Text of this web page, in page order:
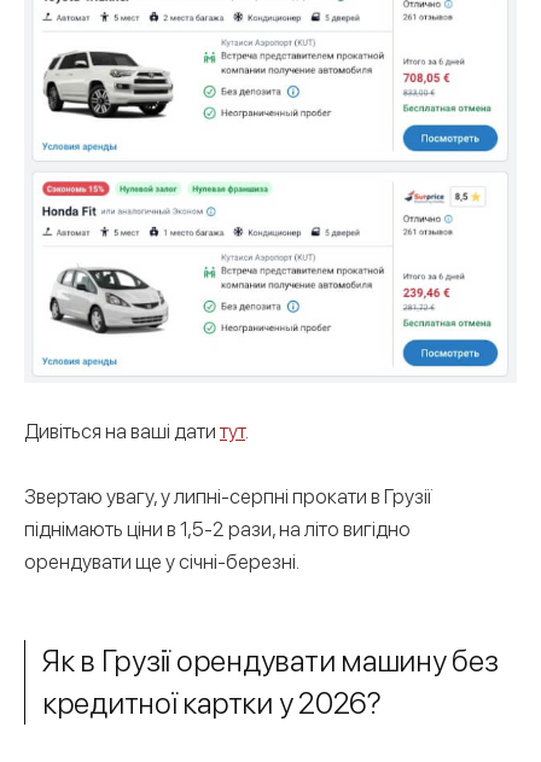
Дивіться на ваші дати тут.
Звертаю увагу, у липні-серпні прокати в Грузії
піднімають ціни в 1,5-2 рази, на літо вигідно
орендувати ще у січні-березні.
Як в Грузіїорендувати машину без
кредитної картки у 2026?